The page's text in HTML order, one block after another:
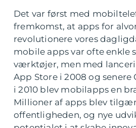
Det var først med
fremkomst, at apps for
revolutionere vores
mobile apps var ofte enkle
værktøjer, men med
App Store i 2008 og senere
i 2010 blev mobilapps en
Millioner af apps blev
offentligheden, og nye